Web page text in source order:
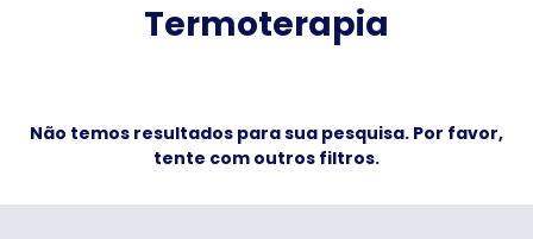
Termoterapia
Não temos resultados para sua pesquisa. Por favor,
tente com outros filtros.